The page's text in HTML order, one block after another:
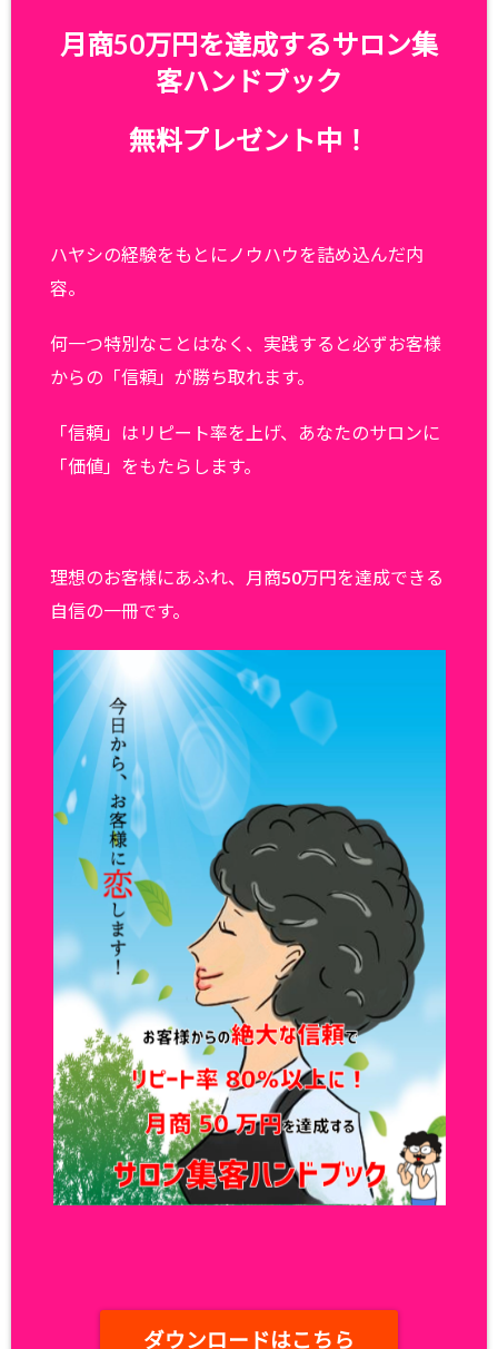
月商50万円を達成するサロン集
客ハンドブック
無料プレゼント中！
ハヤシの経験をもとにノウハウを詰め込んだ内
容。
何一つ特別なことはなく、実践すると必ずお客様
からの「信頼」が勝ち取れます。
「信頼」はリピート率を上げ、あなたのサロンに
「価値」をもたらします。
理想のお客様にあふれ、月商50万円を達成できる
自信の一冊です。
ダウンロードはこちら